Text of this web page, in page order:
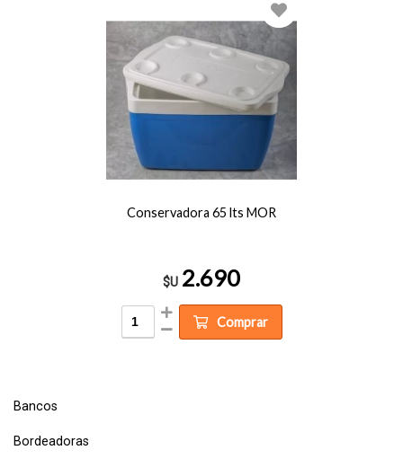
Bancos
Bordeadoras
Conservadora 65 lts MOR
$U 2.690
Comprar